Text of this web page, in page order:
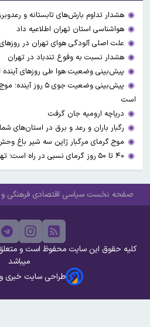
هشدار تداوم بارش‌های تابستانه و رعدوبرق در ۴ استان تا
هواشناسی استان تهران اطلاعیه داد
علت اصلی آلودگی هوای تهران در
هشدار نسبت به وفوع تندباد در تهران
پیش‌بینی وضعیت هوا طی روزهای آینده
پیش‌بینی وضعیت جوی
است
دریاچه ارومیه جان گرفت
رگبار باران و رعد و برق در استان‌های
موج گرمای مرگبار ژاپن سه شیر باغ
۴۰ تا ۵۰ روز گرمای نسبی در راه است؛ تهران تا ۳۸ درجه گرم می‌شود
صفحه نخست سیاسی اقتصادی فرهنگی
کلیه حقوق این سایت محفوظ است و متعلق
میباشد
طراحی سایت خبری و